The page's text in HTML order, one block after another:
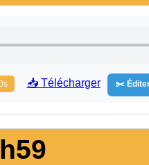
📥 Télécharger ✂️